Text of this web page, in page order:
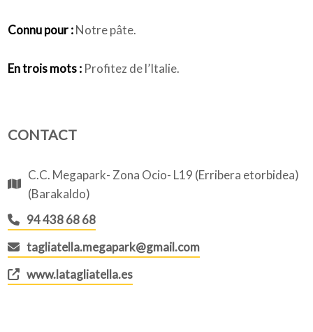
Connu pour :Notre pâte.
En trois mots : Profitez de l’Italie.
CONTACT
C.C. Megapark- Zona Ocio- L19 (Erribera etorbidea)
(Barakaldo)
94 438 68 68
tagliatella.megapark@gmail.com
www.latagliatella.es